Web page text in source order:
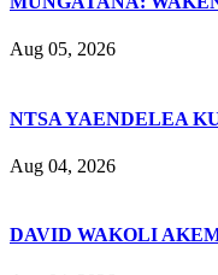
Aug 05, 2026
NTSA YAENDELEA
Aug 04, 2026
DAVID WAKOLI